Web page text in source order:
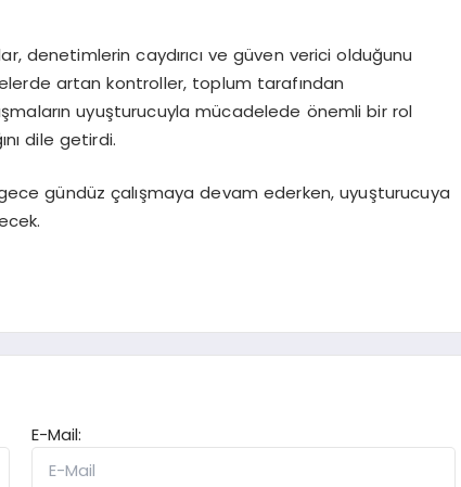
denetimlerin caydırıcı ve güven verici olduğunu
artan kontroller, toplum tarafından
uyuşturucuyla mücadelede önemli bir rol
dile getirdi.
gündüz çalışmaya devam ederken, uyuşturucuya
E-Mail: